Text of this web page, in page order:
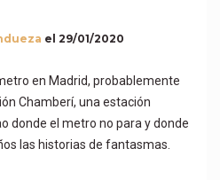
el 29/01/2020
en Madrid, probablemente
Chamberí, una estación
donde el metro no para y donde
las historias de fantasmas.